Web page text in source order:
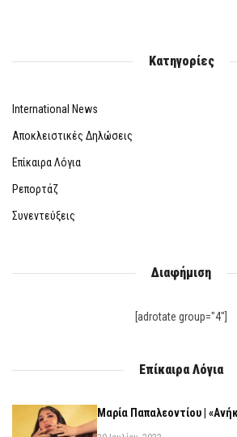
Κατηγορίες
International News
Αποκλειστικές Δηλώσεις
Επίκαιρα Λόγια
Ρεπορτάζ
Συνεντεύξεις
Διαφήμιση
[adrotate group="4"]
Επίκαιρα Λόγια
Μαρία Παπαλεοντίου |